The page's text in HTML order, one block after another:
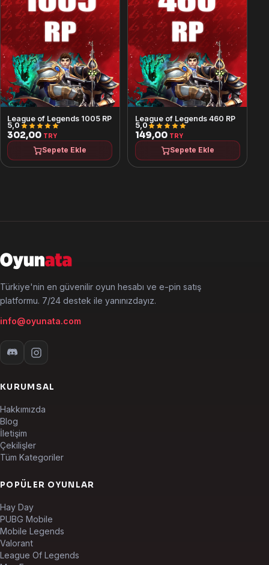
League of Legends 1005 RP
5,0
302,00 TRY
Sepete Ekle
League of Legends 460 RP
5,0
149,00 TRY
Sepete Ekle
Türkiye'nin en güvenilir oyun hesabı ve e-pin satış
platformu. 7/24 destek ile yanınızdayız.
info@oyunata.com
KURUMSAL
Hakkımızda
Blog
İletişim
Çekilişler
Tüm Kategoriler
POPÜLER OYUNLAR
Hay Day
PUBG Mobile
Mobile Legends
Valorant
League Of Legends